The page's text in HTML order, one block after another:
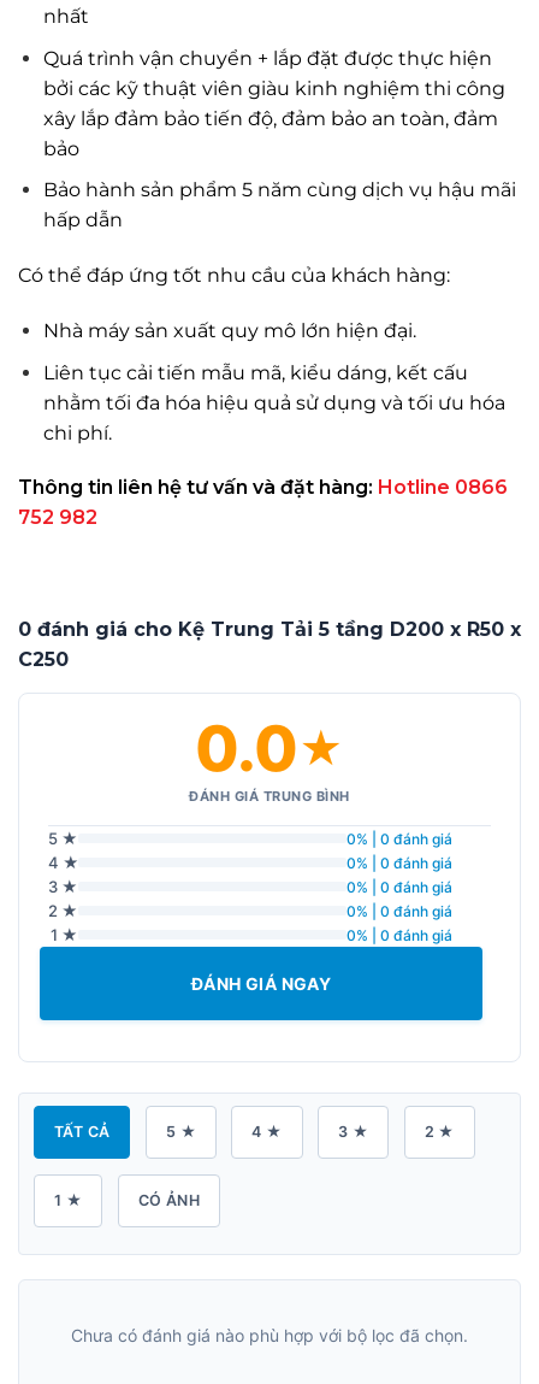
nhất
Quá trình vận chuyển + lắp đặt được thực hiện
bởi các kỹ thuật viên giàu kinh nghiệm thi công
xây lắp đảm bảo tiến độ, đảm bảo an toàn, đảm
bảo
Bảo hành sản phẩm 5 năm cùng dịch vụ hậu mãi
hấp dẫn
Có thể đáp ứng tốt nhu cầu của khách hàng:
Nhà máy sản xuất quy mô lớn hiện đại.
Liên tục cải tiến mẫu mã, kiểu dáng, kết cấu
nhằm tối đa hóa hiệu quả sử dụng và tối ưu hóa
chi phí.
Thông tin liên hệ tư vấn và đặt hàng: Hotline 0866
752 982
0 đánh giá cho Kệ Trung Tải 5 tầng D200 x R50 x
C250
0.0★
ĐÁNH GIÁ TRUNG BÌNH
5 ★ 0% | 0 đánh giá
4 ★ 0% | 0 đánh giá
3 ★ 0% | 0 đánh giá
2 ★ 0% | 0 đánh giá
1 ★ 0% | 0 đánh giá
ĐÁNH GIÁ NGAY
TẤT CẢ 5 ★ 4 ★ 3 ★ 2 ★
1 ★ CÓ ẢNH
Chưa có đánh giá nào phù hợp với bộ lọc đã chọn.